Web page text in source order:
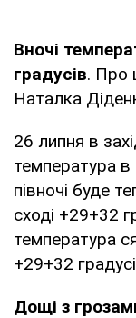
Вночі
градусів. Про
Наталка
26 липня в
температура
півночі буде
сході +29+32
температура
+29+32
Дощі з